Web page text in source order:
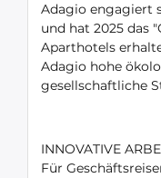
Adagio engagiert
und hat 2025 das
Aparthotels
Adagio hohe
gesellschaftliche
INNOVATIVE
Für